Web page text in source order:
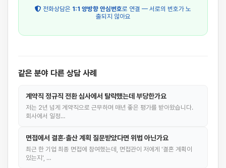
전화상담은 1:1 양방향 안심번호로 연결 — 서로의 번호가 노
출되지 않아요
같은 분야 다른 상담 사례
계약직 정규직 전환 심사에서 탈락했는데 부당한가요
저는 2년 넘게 계약직으로 근무하며 매년 좋은 평가를 받아왔습니다.
회사에서 일정…
면접에서 결혼·출산 계획 질문받았다면 위법 아닌가요
최근 한 기업 최종 면접에 참여했는데, 면접관이 저에게 '결혼 계획이
있는지', …